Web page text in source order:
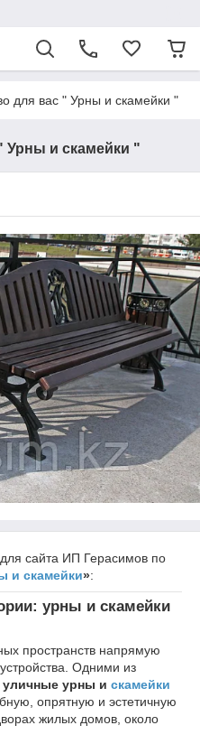
для вас " Урны и скамейки "
Урны и скамейки "
сайта ИП Герасимов по
и скамейки»:
урны и скамейки
пространств напрямую
Одними из
уличные урны и скамейки
опрятную и эстетичную
жилых домов, около